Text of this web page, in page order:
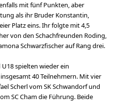
mit fünf Punkten, aber
als ihr Bruder Konstantin,
Platz eins. Ihr folgte mit 4,5
von den Schachfreunden Roding,
Schwarzfischer auf Rang drei.
spielten wieder ein
40 Teilnehmern. Mit vier
Scherl vom SK Schwandorf und
SC Cham die Führung. Beide